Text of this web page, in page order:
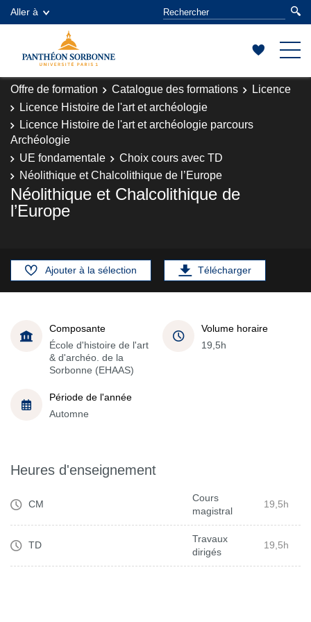
Aller à
Offre de formation Catalogue des formations
Licence
Licence Histoire de l'art et archéologie
Licence Histoire de l'art et archéologie parcours
Archéologie
UE fondamentale
Choix cours avec TD
Néolithique et Chalcolithique de l’Europe
Néolithique et Chalcolithique de
l’Europe
Ajouter à la sélection Télécharger
Composante
École d'histoire de l'art
& d'archéo. de la
Sorbonne (EHAAS)
Volume horaire
19,5h
Période de l'année
Automne
Heures d'enseignement
CM
Cours
magistral
19,5h
TD
Travaux
dirigés
19,5h